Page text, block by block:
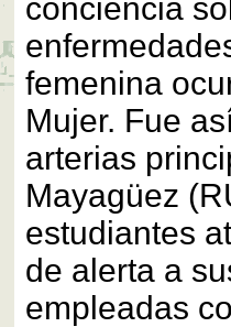
conciencia
femenina
Mujer. Fue
arterias
Mayagüez
estudiantes
de alerta a
empleadas